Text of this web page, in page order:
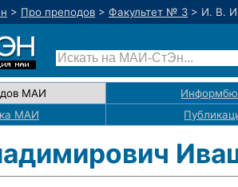
> Про преподов > Факультет № 3 > И. В.
МАИ
МАИ